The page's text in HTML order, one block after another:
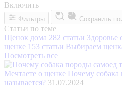
Включить
Фильтры Сохранить
Статьи по теме
Щенок дома 282 статьи Здоровье
щенке 153 статьи Выбираем
Посмотреть все
Мечтаете о щенке Почему собака
называется? 31.07.2024